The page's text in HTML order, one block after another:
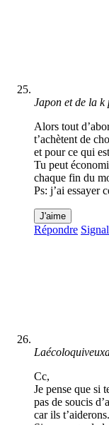
Japon et de la k
Alors tout
t’achètent de
et pour ce qui
Tu peut
chaque fin du
Ps: j’ai essayer
J'aime
Répondre
Cc,
Je pense que si
pas de soucis
car ils t’aiderons.